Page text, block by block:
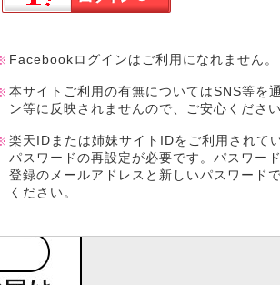
Facebookログインはご利用になれません。
本サイトご利用の有無についてはSNS等を
ン等に反映されませんので、ご安心ください
楽天IDまたは姉妹サイトIDをご利用されて
パスワードの再設定が必要です。パスワー
登録のメールアドレスと新しいパスワード
ください。